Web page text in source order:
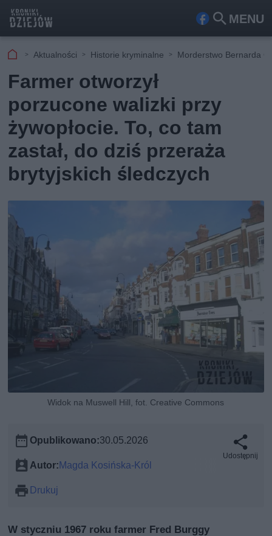
MENU
Fa
ook
Szu
kaj
Aktualności Historie kryminalne Morderstwo Bernarda
Farmer otworzył
porzucone walizki przy
żywopłocie. To, co tam
zastał, do dziś przeraża
brytyjskich śledczych
Widok na Muswell Hill, fot. Creative Commons
Opublikowano:30.05.2026
Autor:Magda Kosińska-Król
Drukuj
Udostępnij
W styczniu 1967 roku farmer Fred Burggy